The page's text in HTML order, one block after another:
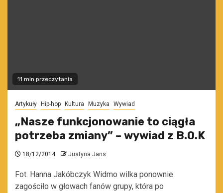
11 min przeczytania
Artykuły Hip-hop Kultura Muzyka Wywiad
„Nasze funkcjonowanie to ciągła
potrzeba zmiany” – wywiad z B.O.K
18/12/2014 Justyna Jans
Fot. Hanna Jakóbczyk Widmo wilka ponownie
zagościło w głowach fanów grupy, która po